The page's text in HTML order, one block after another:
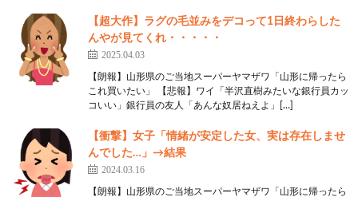
【超大作】ラグの毛並みをデコって1日終わらした
んやが見てくれ・・・・・
2025.04.03
【朗報】山形県のご当地スーパーヤマザワ「山形に帰ったら
これ買いたい」 【悲報】ワイ「半沢直樹みたいな銀行員カッ
コいい」銀行員の友人「あんな奴居ねえよ」[…]
【衝撃】女子「情緒が安定した女、実は存在しませ
んでした…」→結果
2024.03.16
【朗報】山形県のご当地スーパーヤマザワ「山形に帰ったら